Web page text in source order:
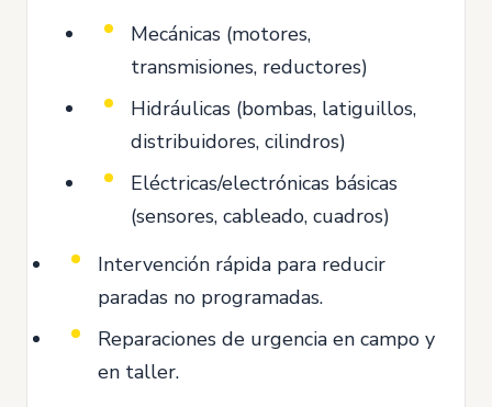
Mecánicas (motores,
transmisiones, reductores)
Hidráulicas (bombas, latiguillos,
distribuidores, cilindros)
Eléctricas/electrónicas básicas
(sensores, cableado, cuadros)
Intervención rápida para reducir
paradas no programadas.
Reparaciones de urgencia en campo y
en taller.